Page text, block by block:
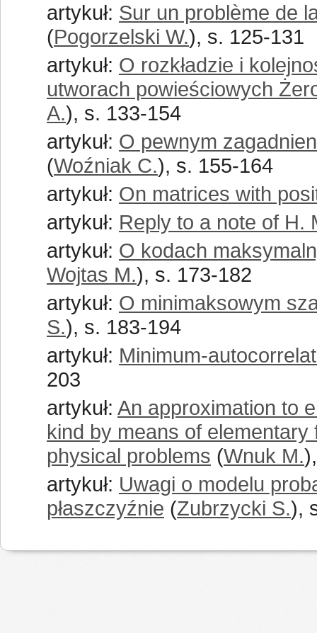
artykuł: Sur un problème de
(Pogorzelski W.), s. 125-131
artykuł: O rozkładzie i
utworach powieściowych
A.), s. 133-154
artykuł: O pewnym
(Woźniak C.), s. 155-164
artykuł: On matrices with
artykuł: Reply to a note of H.
artykuł: O kodach
Wojtas M.), s. 173-182
artykuł: O minimaksowym
S.), s. 183-194
artykuł: Minimum-
203
artykuł: An approximation to
kind by means of
physical problems (Wnuk M.
artykuł: Uwagi o modelu
płaszczyźnie (Zubrzycki S.),